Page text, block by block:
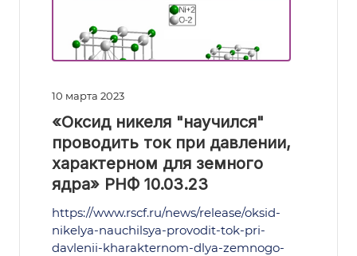
10 марта 2023
«Оксид никеля "научился"
проводить ток при давлении,
характерном для земного
ядра» РНФ 10.03.23
https://www.rscf.ru/news/release/oksid-
nikelya-nauchilsya-provodit-tok-pri-
davlenii-kharakternom-dlya-zemnogo-